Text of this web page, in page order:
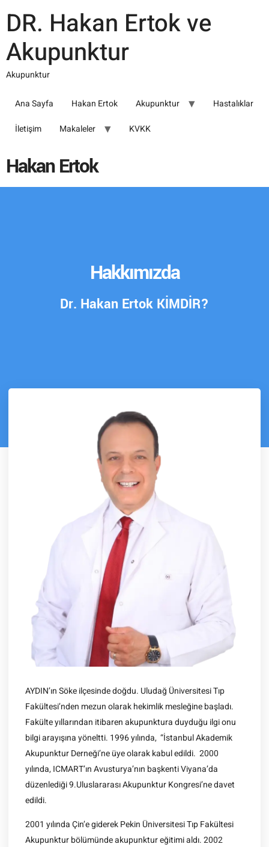
DR. Hakan Ertok ve
Akupunktur
Akupunktur
Ana Sayfa Hakan Ertok Akupunktur
Hastalıklar
İletişim
Makaleler KVKK
Hakan Ertok
Hakkımızda
Dr. Hakan Ertok KİMDİR?
AYDIN’ın Söke ilçesinde doğdu. Uludağ Üniversitesi Tıp
Fakültesi’nden mezun olarak hekimlik mesleğine başladı.
Fakülte yıllarından itibaren akupunktura duyduğu ilgi onu
bilgi arayışına yöneltti. 1996 yılında, “İstanbul Akademik
Akupunktur Derneği’ne üye olarak kabul edildi. 2000
yılında, ICMART’ın Avusturya’nın başkenti Viyana’da
düzenlediği 9.Uluslararası Akupunktur Kongresi’ne davet
edildi.
2001 yılında Çin’e giderek Pekin Üniversitesi Tıp Fakültesi
Akupunktur bölümünde akupunktur eğitimi aldı. 2002